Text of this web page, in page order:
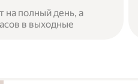
на полный день, а
в выходные